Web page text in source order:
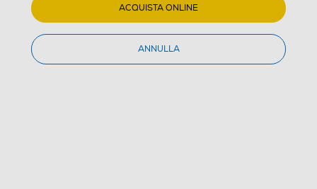
1/5
ACQUISTA ONLINE
ANNULLA